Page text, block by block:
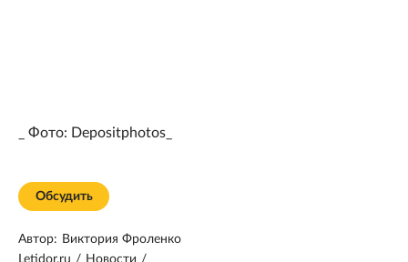
_ Фото: Depositphotos_
Обсудить
Автор: Виктория Фроленко
Letidor.ru / Новости /